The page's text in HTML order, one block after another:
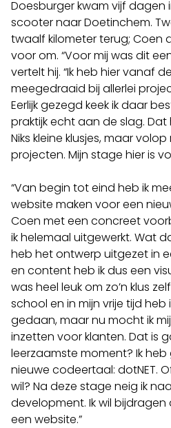
Doesburger kwam vijf dagen
scooter naar Doetinchem.
twaalf kilometer terug; Coen
voor om. “Voor mij was dit
vertelt hij. “Ik heb hier vanaf
meegedraaid bij allerlei
Eerlijk gezegd keek ik daar
praktijk echt aan de slag.
Niks kleine klusjes, maar
projecten. Mijn stage hier is
“Van begin tot eind heb ik
website maken voor een
Coen met een concreet
ik helemaal uitgewerkt. Wat
heb het ontwerp uitgezet in
en content heb ik dus een
was heel leuk om zo’n klus
school en in mijn vrije tijd heb
gedaan, maar nu mocht ik
inzetten voor klanten. Dat is
leerzaamste moment? Ik
nieuwe codeertaal: dotNET.
wil? Na deze stage neig ik
development. Ik wil
een website.”